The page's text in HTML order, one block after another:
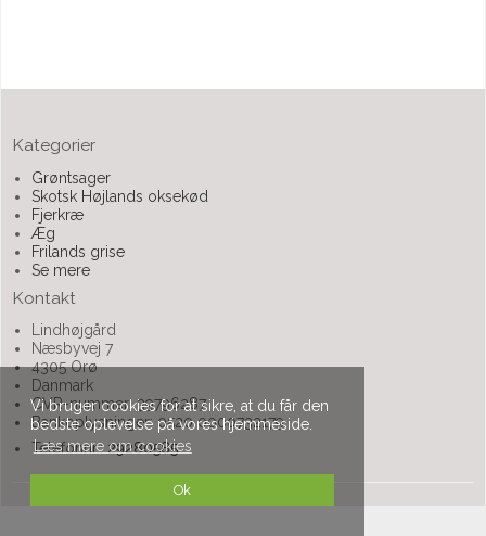
Vi bruger cookies for at sikre, at du får den
bedste oplevelse på vores hjemmeside.
Læs mere om cookies
Ok
Kategorier
Grøntsager
Skotsk Højlands oksekød
Fjerkræ
Æg
Frilands grise
Se mere
Kontakt
Lindhøjgård
Næsbyvej 7
4305 Orø
Danmark
CVR-nummer: 39796287
Bankoplysninger: 0520 0000732179
Telefonnr.:29280585